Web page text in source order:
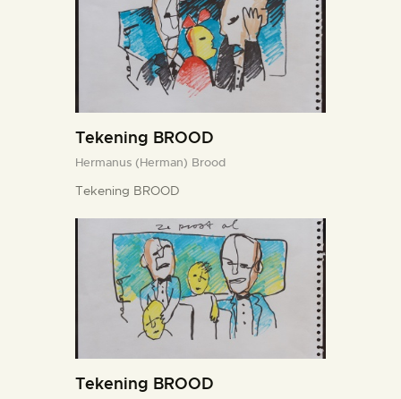
ANTIQUITEITEN
CONTACT
Tekening BROOD
Hermanus (Herman) Brood
Tekening BROOD
Tekening BROOD